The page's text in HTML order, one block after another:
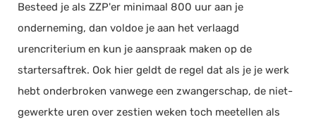
Besteed je als ZZP'er minimaal 800 uur aan je
onderneming, dan voldoe je aan het verlaagd
urencriterium en kun je aanspraak maken op de
startersaftrek. Ook hier geldt de regel dat als je je werk
hebt onderbroken vanwege een zwangerschap, de niet-
gewerkte uren over zestien weken toch meetellen als